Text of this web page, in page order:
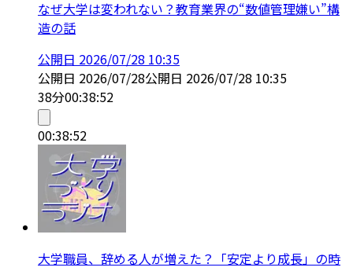
なぜ大学は変われない？教育業界の“数値管理嫌い”構
造の話
公開日 2026/07/28 10:35
公開日 2026/07/28公開日 2026/07/28 10:35
38分00:38:52
00:38:52
大学職員、辞める人が増えた？「安定より成長」の時